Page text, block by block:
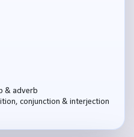
& adverb
conjunction & interjection